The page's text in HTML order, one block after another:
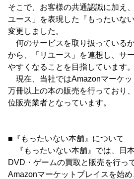
そこで、お客様の共通認識に加え
ユース」を表現した『もったいな
変更しました。
何のサービスを取り扱っている
から、「リユース」を連想し、サ
やすくなることを目指しています。
現在、当社ではAmazonマーケ
万冊以上の本の販売を行っており
位販売業者となっています。
■『もったいない本舗』について
『もったいない本舗』では、日
DVD・ゲームの買取と販売を行っ
Amazonマーケットプレイスを始